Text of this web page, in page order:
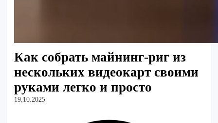
Как собрать майнинг-риг из
нескольких видеокарт своими
руками легко и просто
19.10.2025